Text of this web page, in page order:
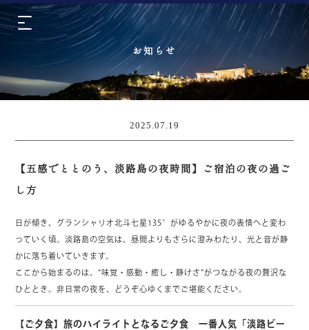
お知らせ
2025.07.19
【五感でととのう、淡路島の夜時間】ご宿泊の夜の過ご
し方
日が傾き、グランシャリオ北斗七星135°がゆるやかに夜の表情へと変わ
っていく頃。淡路島の空気は、昼間よりもさらに澄みわたり、光と音が静
かに落ち着いていきます。
ここから始まるのは、“味覚・感動・癒し・静けさ”がつながる夜の贅沢な
ひととき。非日常の夜を、どうぞ心ゆくまでご堪能ください。
【ご夕食】旅のハイライトとなるご夕食 一番人気「淡路ビー